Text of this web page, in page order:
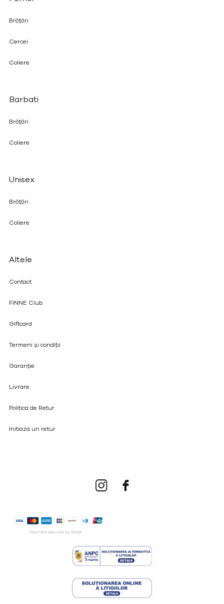
Brățări
Cercei
Coliere
Barbati
Brățări
Coliere
Unisex
Brățări
Coliere
Altele
Contact
FINNE Club
Giftcard
Termeni și condiții
Garanție
Livrare
Politica de Retur
Initiaza un retur